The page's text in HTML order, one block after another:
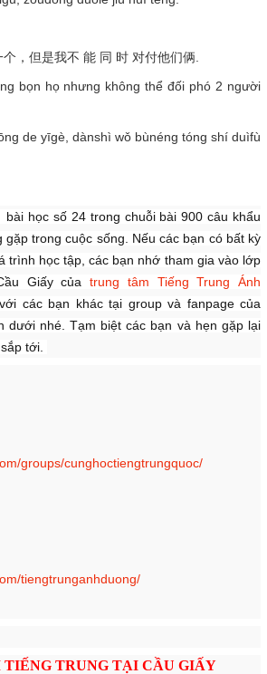
，但是我不 能 同 时 对付他们俩.
bọn họ nhưng không thể đối phó 2 người
de yīgè, dànshì wǒ bùnéng tóng shí duìfù
học số 24 trong chuỗi bài 900 câu khẩu
trong cuộc sống. Nếu các bạn có bất kỳ
trình học tập, các bạn nhớ tham gia vào lớp
Giấy củatrung tâm Tiếng Trung Ánh
các bạn khác tại group và fanpage của
dưới nhé. Tạm biệt các bạn và hẹn gặp lại
tới.
groups/cunghoctiengtrungquoc/
tiengtrunganhduong/
TRUNGTẠI CẦU GIẤY